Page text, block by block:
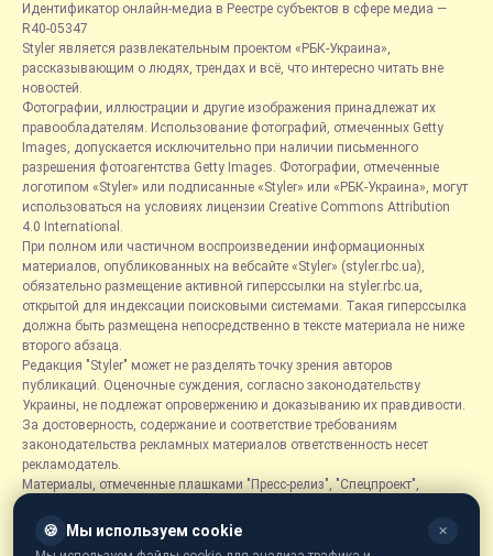
Идентификатор онлайн-медиа в Реестре субъектов в сфере медиа —
R40-05347
Styler является развлекательным проектом «РБК-Украина»,
рассказывающим о людях, трендах и всё, что интересно читать вне
новостей.
Фотографии, иллюстрации и другие изображения принадлежат их
правообладателям. Использование фотографий, отмеченных Getty
Images, допускается исключительно при наличии письменного
разрешения фотоагентства Getty Images. Фотографии, отмеченные
логотипом «Styler» или подписанные «Styler» или «РБК-Украина», могут
использоваться на условиях лицензии Creative Commons Attribution
4.0 International.
При полном или частичном воспроизведении информационных
материалов, опубликованных на вебсайте «Styler» (styler.rbc.ua),
обязательно размещение активной гиперссылки на styler.rbc.ua,
открытой для индексации поисковыми системами. Такая гиперссылка
должна быть размещена непосредственно в тексте материала не ниже
второго абзаца.
Редакция "Styler" может не разделять точку зрения авторов
публикаций. Оценочные суждения, согласно законодательству
Украины, не подлежат опровержению и доказыванию их правдивости.
За достоверность, содержание и соответствие требованиям
законодательства рекламных материалов ответственность несет
рекламодатель.
Материалы, отмеченные плашками "Пресс-релиз", "Спецпроект",
размещаются на правах рекламы.
Рубрика «Новости компаний» является информационным форматом,
🍪 Мы используем cookie ✕